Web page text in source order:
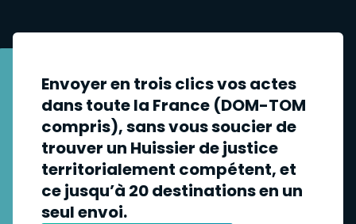
Envoyer en trois clics vos actes
dans toute la France (DOM-TOM
compris), sans vous soucier de
trouver un Huissier de justice
territorialement compétent, et
ce jusqu’à 20 destinations en un
seul envoi.